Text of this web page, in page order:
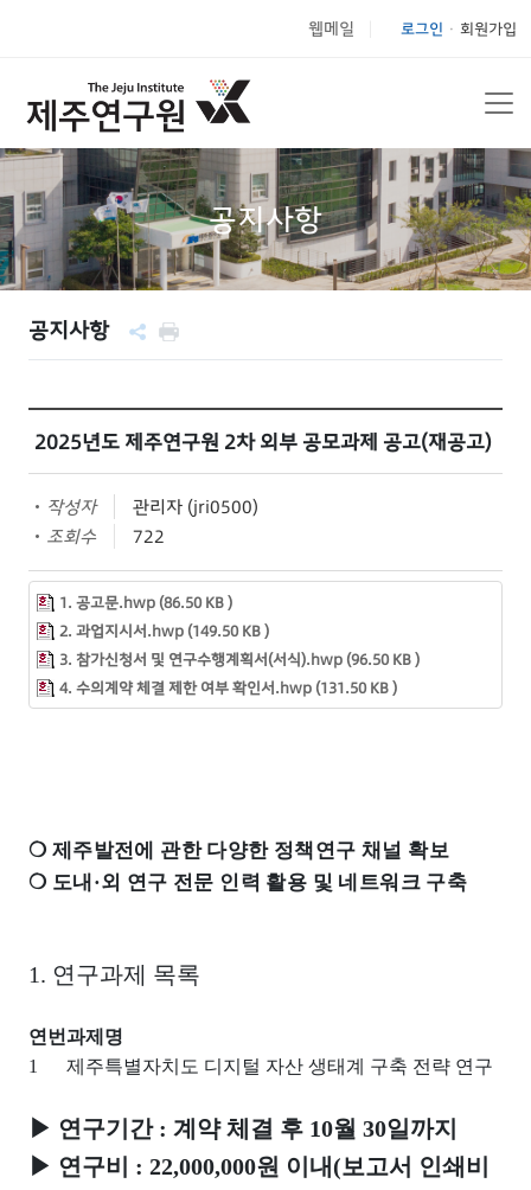
웹메일 로그인 회원가입
공지사항
공지사항
2025년도 제주연구원 2차 외부 공모과제 공고(재공고)
작성자
관리자 (jri0500)
조회수
722
1. 공고문.hwp (86.50 KB )
2. 과업지시서.hwp (149.50 KB )
3. 참가신청서 및 연구수행계획서(서식).hwp (96.50 KB )
4. 수의계약 체결 제한 여부 확인서.hwp (131.50 KB )
❍ 제주발전에 관한 다양한 정책연구 채널 확보
❍ 도내 ·외 연구 전문 인력 활용 및 네트워크 구축
1. 연구과제 목록
연번과제명
1
제주특별자치도 디지털 자산 생태계 구축 전략 연구
▶ 연구기간 : 계약 체결 후 10월 30일까지
▶ 연구비 : 22,000,000원 이내 (보고서 인쇄비